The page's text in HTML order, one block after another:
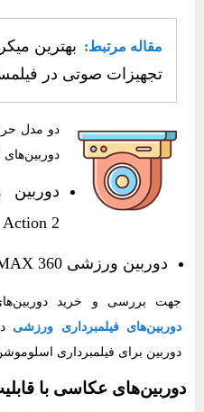
مقاله مرتبط: بهترین
تجهیزات صوتی در
دو مدل
دوربین‌های
Action 2
دوربین ورزشی GoPro MAX 360
جهت بررسی و خرید
دوربین‌های فیلمبرداری ورزشی
دوربین برای فیلمبرداری اسلوموشن
دوربین‌های عکاسی با